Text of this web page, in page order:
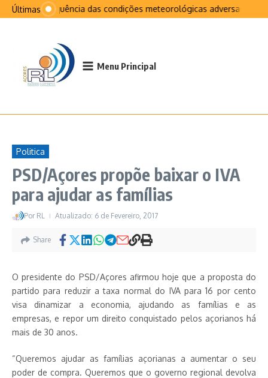
Ir para o conteúdo
ÚltimasNa sequência das condições meteorológicas adversas que
Menu Principal
Politica
PSD/Açores propõe baixar o IVA
para ajudar as famílias
Por RL Atualizado: 6 de Fevereiro, 2017
Share
O presidente do PSD/Açores afirmou hoje que a proposta do
partido para reduzir a taxa normal do IVA para 16 por cento
visa dinamizar a economia, ajudando as famílias e as
empresas, e repor um direito conquistado pelos açorianos há
mais de 30 anos.
“Queremos ajudar as famílias açorianas a aumentar o seu
poder de compra. Queremos que o governo regional devolva